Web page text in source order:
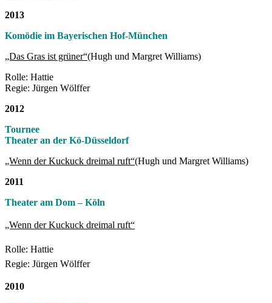
2013
Komödie im Bayerischen Hof-München
„Das Gras ist grüner“(Hugh und Margret Williams)
Rolle: Hattie
Regie: Jürgen Wölffer
2012
Tournee
Theater an der Kö-Düsseldorf
„Wenn der Kuckuck dreimal ruft“(Hugh und Margret Williams)
2011
Theater am Dom – Köln
„Wenn der Kuckuck dreimal ruft“
Rolle: Hattie
Regie: Jürgen Wölffer
2010